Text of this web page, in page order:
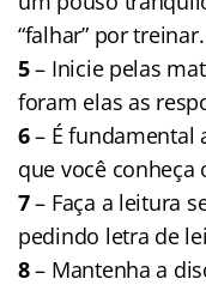
“falhar” por treinar.
5– Inicie pelas
foram elas as
6– É fundamental
que você conheça
7– Faça a leitura
pedindo letra de
8– Mantenha a